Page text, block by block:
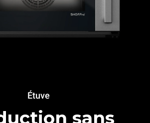
Étuve
sans